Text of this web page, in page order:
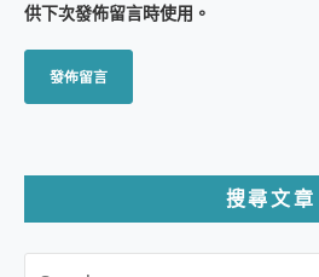
供下次發佈留言時使用。
搜尋文章